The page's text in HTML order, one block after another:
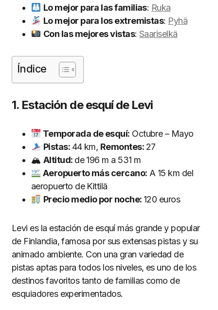
Lo mejor para las familias: Ruka
Lo mejor para los extremistas: Pyhä
Con las mejores vistas: Saariselkä
Índice
1. Estación de esquí de Levi
Temporada de esquí: Octubre – Mayo
Pistas: 44 km, Remontes: 27
🏔 Altitud: de 196 m a 531 m
Aeropuerto más cercano: A 15 km del
aeropuerto de Kittilä
Precio medio por noche: 120 euros
Levi es la estación de esquí más grande y popular
de Finlandia, famosa por sus extensas pistas y su
animado ambiente. Con una gran variedad de
pistas aptas para todos los niveles, es uno de los
destinos favoritos tanto de familias como de
esquiadores experimentados.